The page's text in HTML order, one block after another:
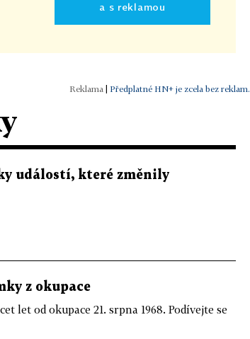
a s reklamou
Předplatné HN+ je zcela bez reklam.
událostí, které změnily
z okupace
let od okupace 21. srpna 1968. Podívejte se